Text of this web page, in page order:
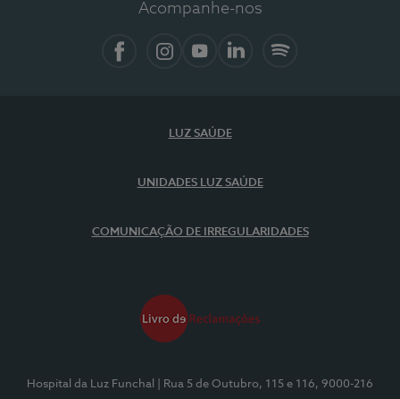
Acompanhe-nos
LUZ SAÚDE
UNIDADES LUZ SAÚDE
COMUNICAÇÃO DE IRREGULARIDADES
Hospital da Luz Funchal
| Rua 5 de Outubro, 115 e 116, 9000-216